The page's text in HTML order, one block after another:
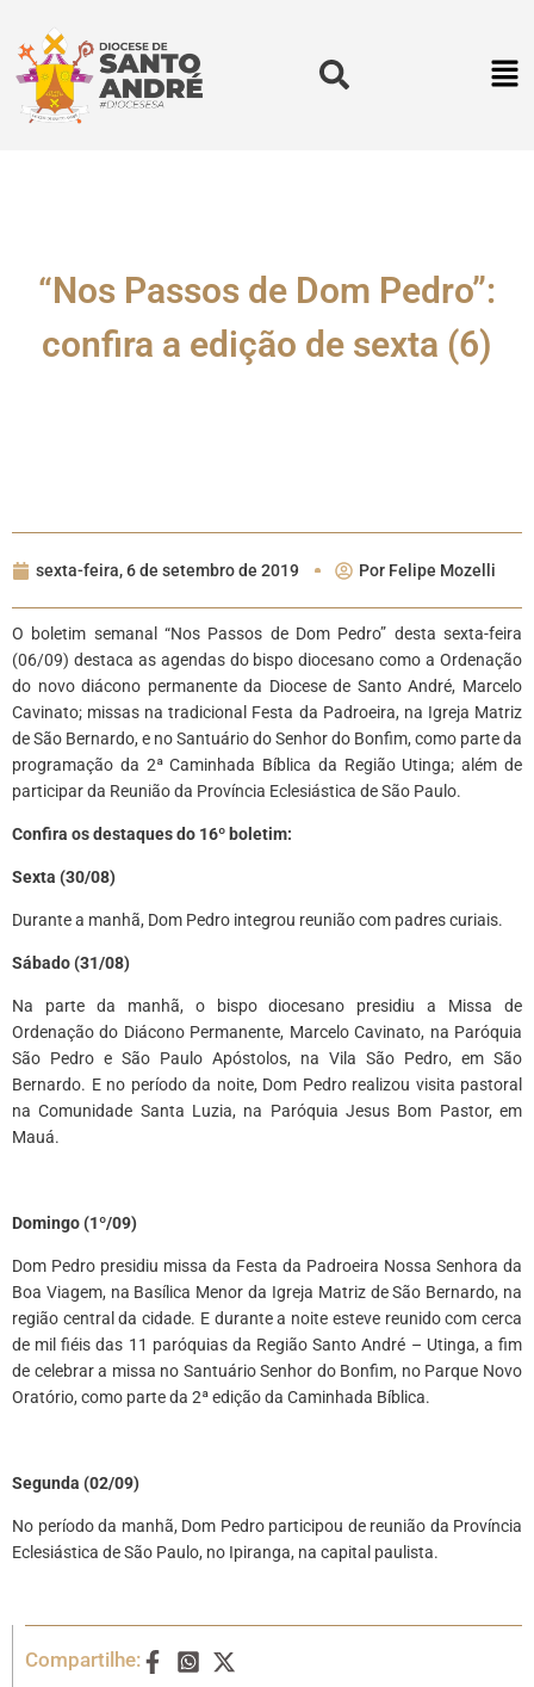
“Nos Passos de Dom Pedro”:
confira a edição de sexta (6)
sexta-feira, 6 de setembro de 2019 Por Felipe Mozelli
O boletim semanal “Nos Passos de Dom Pedro” desta sexta-feira
(06/09) destaca as agendas do bispo diocesano como a Ordenação
do novo diácono permanente da Diocese de Santo André, Marcelo
Cavinato; missas na tradicional Festa da Padroeira, na Igreja Matriz
de São Bernardo, e no Santuário do Senhor do Bonfim, como parte da
programação da 2ª Caminhada Bíblica da Região Utinga; além de
participar da Reunião da Província Eclesiástica de São Paulo.
Confira os destaques do 16º boletim:
Sexta (30/08)
Durante a manhã, Dom Pedro integrou reunião com padres curiais.
Sábado (31/08)
Na parte da manhã, o bispo diocesano presidiu a Missa de
Ordenação do Diácono Permanente, Marcelo Cavinato, na Paróquia
São Pedro e São Paulo Apóstolos, na Vila São Pedro, em São
Bernardo. E no período da noite, Dom Pedro realizou visita pastoral
na Comunidade Santa Luzia, na Paróquia Jesus Bom Pastor, em
Mauá.
Domingo (1º/09)
Dom Pedro presidiu missa da Festa da Padroeira Nossa Senhora da
Boa Viagem, na Basílica Menor da Igreja Matriz de São Bernardo, na
região central da cidade. E durante a noite esteve reunido com cerca
de mil fiéis das 11 paróquias da Região Santo André – Utinga, a fim
de celebrar a missa no Santuário Senhor do Bonfim, no Parque Novo
Oratório, como parte da 2ª edição da Caminhada Bíblica.
Segunda (02/09)
No período da manhã, Dom Pedro participou de reunião da Província
Eclesiástica de São Paulo, no Ipiranga, na capital paulista.
Compartilhe: